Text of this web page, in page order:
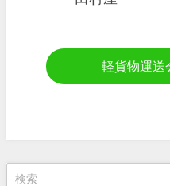
軽貨物運送